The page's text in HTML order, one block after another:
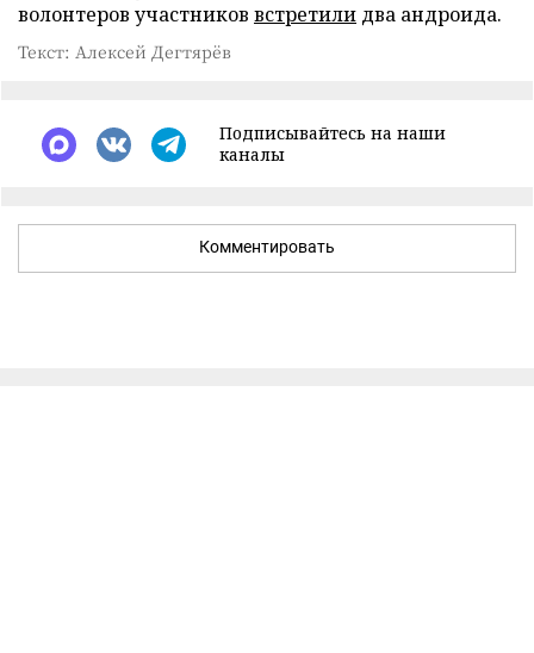
волонтеров участников встретили два андроида.
Текст: Алексей Дегтярёв
Подписывайтесь на наши
каналы
Комментировать